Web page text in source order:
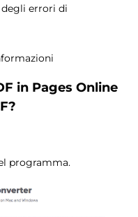
degli errori di
in Pages Online
programma.